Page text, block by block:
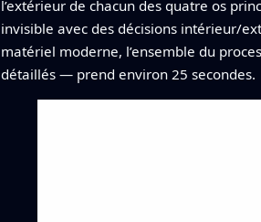
l’extérieur de chacun des quatre os
invisible avec des décisions intérieur/
matériel moderne, l’ensemble du
détaillés — prend environ 25 secondes.